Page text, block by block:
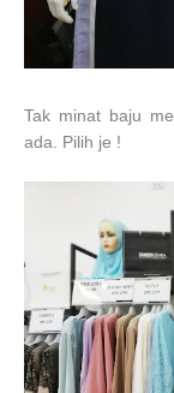
Tak minat baju
ada. Pilih je !